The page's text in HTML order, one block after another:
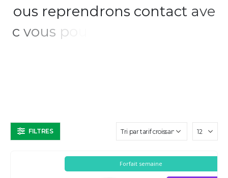
ous reprendrons contact ave
c vous p
FILTRES
Forfait semaine